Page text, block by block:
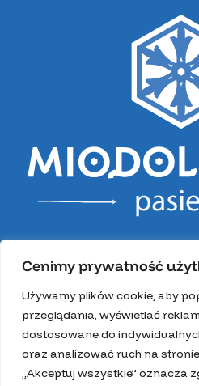
Cenimy prywatność
Używamy plików cookie, aby
przeglądania, wyświetlać
dostosowane do
oraz analizować ruch na
„Akceptuj wszystkie” oznacza